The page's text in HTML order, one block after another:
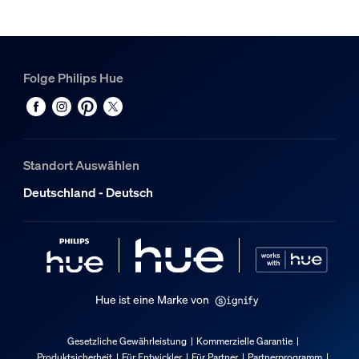
Bruttogewicht
Höhe
100 mm
Länge
115 mm
Breite
25 mm
Produktabmessungen und -gewicht
Gesamte Länge
Folge Philips Hue
Standort Auswählen
Deutschland - Deutsch
Hue ist eine Marke von
Gesetzliche Gewährleistung
Kommerzielle Garantie